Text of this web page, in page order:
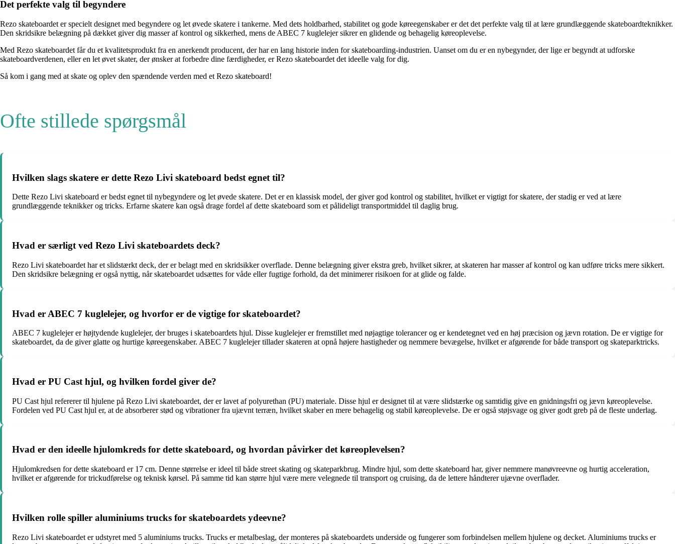
Det perfekte valg til begyndere
Rezo skateboardet er specielt designet med begyndere og let øvede skatere i tankerne. Med dets holdbarhed, stabilitet og gode køreegenskaber er det det perfekte valg til at lære grundlæggende skateboardteknikker.
Den skridsikre belægning på dækket giver dig masser af kontrol og sikkerhed, mens de ABEC 7 kuglelejer sikrer en glidende og behagelig køreoplevelse.
Med Rezo skateboardet får du et kvalitetsprodukt fra en anerkendt producent, der har en lang historie inden for skateboarding-industrien. Uanset om du er en nybegynder, der lige er begyndt at udforske
skateboardverdenen, eller en let øvet skater, der ønsker at forbedre dine færdigheder, er Rezo skateboardet det ideelle valg for dig.
Så kom i gang med at skate og oplev den spændende verden med et Rezo skateboard!
Ofte stillede spørgsmål
Hvilken slags skatere er dette Rezo Livi skateboard bedst egnet til?
Dette Rezo Livi skateboard er bedst egnet til nybegyndere og let øvede skatere. Det er en klassisk model, der giver god kontrol og stabilitet, hvilket er vigtigt for skatere, der stadig er ved at lære
grundlæggende teknikker og tricks. Erfarne skatere kan også drage fordel af dette skateboard som et pålideligt transportmiddel til daglig brug.
Hvad er særligt ved Rezo Livi skateboardets deck?
Rezo Livi skateboardet har et slidstærkt deck, der er belagt med en skridsikker overflade. Denne belægning giver ekstra greb, hvilket sikrer, at skateren har masser af kontrol og kan udføre tricks mere sikkert.
Den skridsikre belægning er også nyttig, når skateboardet udsættes for våde eller fugtige forhold, da det minimerer risikoen for at glide og falde.
Hvad er ABEC 7 kuglelejer, og hvorfor er de vigtige for skateboardet?
ABEC 7 kuglelejer er højtydende kuglelejer, der bruges i skateboardets hjul. Disse kuglelejer er fremstillet med nøjagtige tolerancer og er kendetegnet ved en høj præcision og jævn rotation. De er vigtige for
skateboardet, da de giver glatte og hurtige køreegenskaber. ABEC 7 kuglelejer tillader skateren at opnå højere hastigheder og nemmere bevægelse, hvilket er afgørende for både transport og skateparktricks.
Hvad er PU Cast hjul, og hvilken fordel giver de?
PU Cast hjul refererer til hjulene på Rezo Livi skateboardet, der er lavet af polyurethan (PU) materiale. Disse hjul er designet til at være slidstærke og samtidig give en gnidningsfri og jævn køreoplevelse.
Fordelen ved PU Cast hjul er, at de absorberer stød og vibrationer fra ujævnt terræn, hvilket skaber en mere behagelig og stabil køreoplevelse. De er også støjsvage og giver godt greb på de fleste underlag.
Hvad er den ideelle hjulomkreds for dette skateboard, og hvordan påvirker det køreoplevelsen?
Hjulomkredsen for dette skateboard er 17 cm. Denne størrelse er ideel til både street skating og skateparkbrug. Mindre hjul, som dette skateboard har, giver nemmere manøvreevne og hurtig acceleration,
hvilket er afgørende for trickudførelse og teknisk kørsel. På samme tid kan større hjul være mere velegnede til transport og cruising, da de lettere håndterer ujævne overflader.
Hvilken rolle spiller aluminiums trucks for skateboardets ydeevne?
Rezo Livi skateboardet er udstyret med 5 aluminiums trucks. Trucks er metalbeslag, der monteres på skateboardets underside og fungerer som forbindelsen mellem hjulene og decket. Aluminiums trucks er